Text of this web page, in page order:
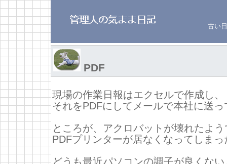
古い
PDF
現場の作業日報はエクセルで作成し、
それをPDFにしてメールで本社に送っ
ところが、アクロバットが壊れたよう
PDFプリンターが居なくなってしまっ
どうも最近パソコンの調子が良くない